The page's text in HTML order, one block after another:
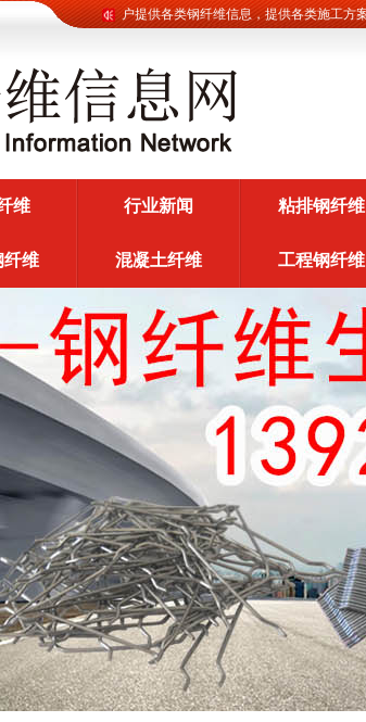
信息网为广大客户提供各类钢纤维信息，提供各类施工方案。
维 行业新闻 粘排钢纤维
纤维 混凝土纤维 工程钢纤维